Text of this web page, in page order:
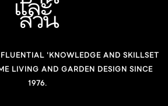
ที่สยามเซ็นเตอร์ และสยามดิสคัฟเวอรี่
นนี้ กระแส T-Beauty (Thai Beauty)
ความคิดสร้างสรรค์ที่สะท้อนเสน่ห์
องร่วมสมัย ส่งผลให้แบรนด์ความงาม
'KNOWLEDGE AND SKILLSET
LIVING AND GARDEN DESIGN SINCE
1976.